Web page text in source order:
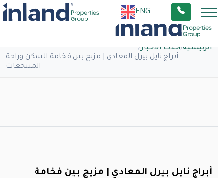
ENG
الرئيسية/أحدث الاخبار/
أبراج نايل بيرل المعادي | مزيج بين فخامة السكن وراحة
المنتجعات
أبراج نايل بيرل المعادي | مزيج بين فخامة